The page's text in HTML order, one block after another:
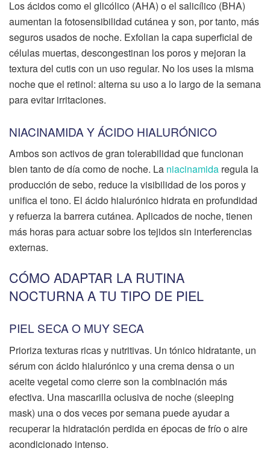
Los ácidos como el glicólico (AHA) o el salicílico (BHA)
aumentan la fotosensibilidad cutánea y son, por tanto, más
seguros usados de noche. Exfolian la capa superficial de
células muertas, descongestinan los poros y mejoran la
textura del cutis con un uso regular. No los uses la misma
noche que el retinol: alterna su uso a lo largo de la semana
para evitar irritaciones.
NIACINAMIDA Y ÁCIDO HIALURÓNICO
Ambos son activos de gran tolerabilidad que funcionan
bien tanto de día como de noche. La niacinamida regula la
producción de sebo, reduce la visibilidad de los poros y
unifica el tono. El ácido hialurónico hidrata en profundidad
y refuerza la barrera cutánea. Aplicados de noche, tienen
más horas para actuar sobre los tejidos sin interferencias
externas.
CÓMO ADAPTAR LA RUTINA
NOCTURNA A TU TIPO DE PIEL
PIEL SECA O MUY SECA
Prioriza texturas ricas y nutritivas. Un tónico hidratante, un
sérum con ácido hialurónico y una crema densa o un
aceite vegetal como cierre son la combinación más
efectiva. Una mascarilla oclusiva de noche (sleeping
mask) una o dos veces por semana puede ayudar a
recuperar la hidratación perdida en épocas de frío o aire
acondicionado intenso.